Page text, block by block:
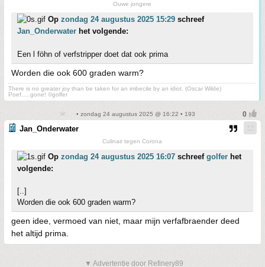
Ouwe jongere
Op zondag 24 augustus 2025 15:29 schreef
Jan_Onderwater het volgende:
Een l föhn of verfstripper doet dat ook prima
Worden die ook 600 graden warm?
There is no greater joy than be taken for an imbecile by an idiot. (Oscar Wilde)
Poef.....gone! ©golfer
• zondag 24 augustus 2025 @ 16:22 • 193
Jan_Onderwater
Culinair tegen Corona
Op zondag 24 augustus 2025 16:07 schreef golfer het
volgende:
[..]
Worden die ook 600 graden warm?
geen idee, vermoed van niet, maar mijn verfafbraender deed
het altijd prima.
▼ Advertentie door Refinery89